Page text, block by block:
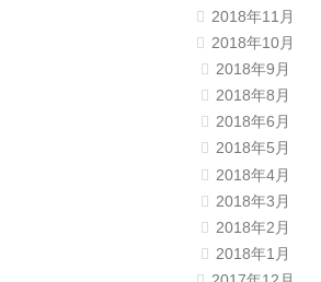
2018年11月
2018年10月
2018年9月
2018年8月
2018年6月
2018年5月
2018年4月
2018年3月
2018年2月
2018年1月